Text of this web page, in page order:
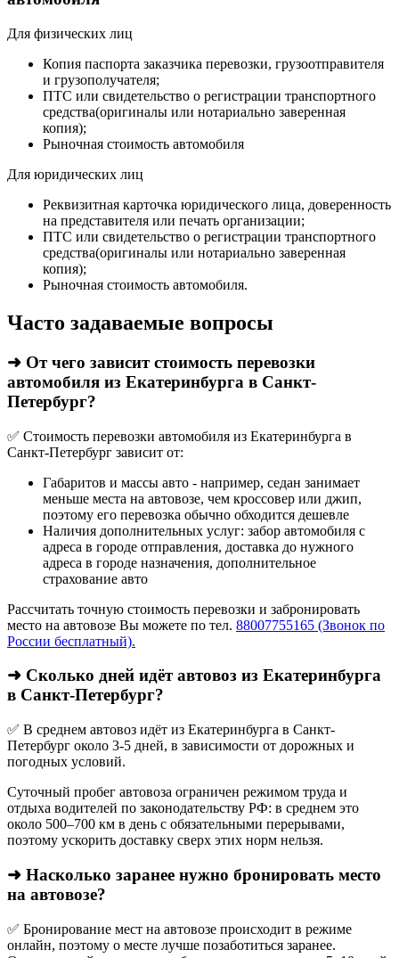
Для физических лиц
Копия паспорта заказчика перевозки, грузоотправителя
и грузополучателя;
ПТС или свидетельство о регистрации транспортного
средства(оригиналы или нотариально заверенная
копия);
Рыночная стоимость автомобиля
Для юридических лиц
Реквизитная карточка юридического лица, доверенность
на представителя или печать организации;
ПТС или свидетельство о регистрации транспортного
средства(оригиналы или нотариально заверенная
копия);
Рыночная стоимость автомобиля.
Часто задаваемые вопросы
➜ От чего зависит стоимость перевозки
автомобиля из Екатеринбурга в Санкт-
Петербург?
✅ Стоимость перевозки автомобиля из Екатеринбурга в
Санкт-Петербург зависит от:
Габаритов и массы авто - например, седан занимает
меньше места на автовозе, чем кроссовер или джип,
поэтому его перевозка обычно обходится дешевле
Наличия дополнительных услуг: забор автомобиля с
адреса в городе отправления, доставка до нужного
адреса в городе назначения, дополнительное
страхование авто
Рассчитать точную стоимость перевозки и забронировать
место на автовозе Вы можете по тел. 88007755165 (Звонок по
России бесплатный).
➜ Сколько дней идёт автовоз из Екатеринбурга
в Санкт-Петербург?
✅ В среднем автовоз идёт из Екатеринбурга в Санкт-
Петербург около 3-5 дней, в зависимости от дорожных и
погодных условий.
Суточный пробег автовоза ограничен режимом труда и
отдыха водителей по законодательству РФ: в среднем это
около 500–700 км в день с обязательными перерывами,
поэтому ускорить доставку сверх этих норм нельзя.
➜ Насколько заранее нужно бронировать место
на автовозе?
✅ Бронирование мест на автовозе происходит в режиме
онлайн, поэтому о месте лучше позаботиться заранее.